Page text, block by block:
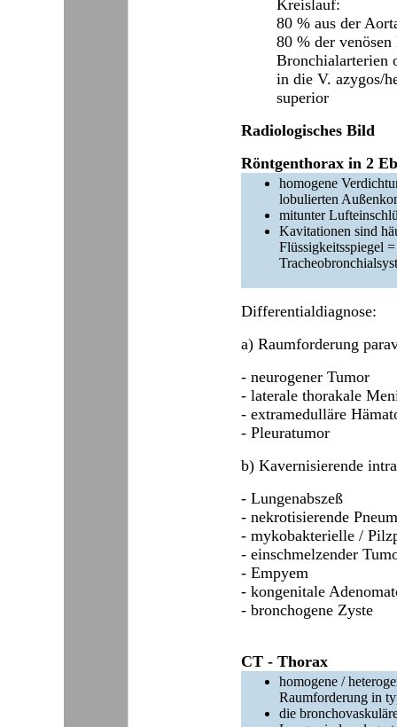
Kreislauf:
80 % aus der
80 % der
Bronchialarterien
in die V. azygos/
superior
Radiologisches Bild
Röntgenthorax in 2
homogene
lobulierten
mitunter
Kavitationen sind
Flüssigkeitsspiegel
Differentialdiagnose:
a) Raumforderung
- neurogener Tumor
- laterale thorakale
- extramedulläre
- Pleuratumor
b) Kavernisierende
- Lungenabszeß
- nekrotisierende
- mykobakterielle /
- einschmelzender
- Empyem
- kongenitale
- bronchogene Zyste
CT - Thorax
homogene /
Raumforderung in
die